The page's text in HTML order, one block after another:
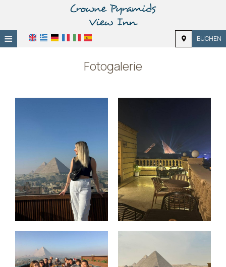
≡ BUCHEN
Unterkunft
Ausstattung
Fotogalerie
Fotogalerie